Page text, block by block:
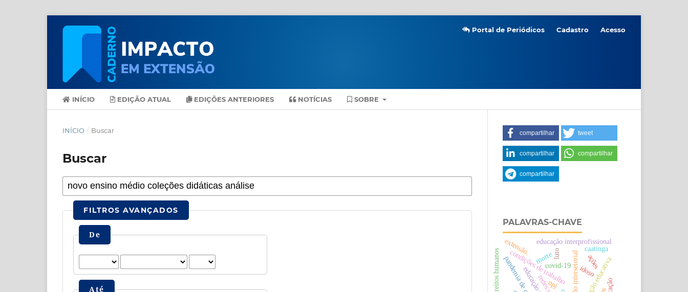
INÍCIO EDIÇÃO ATUAL EDIÇÕES ANTERIORES NOTÍCIAS SOBRE
Portal de Periódicos Cadastro Acesso
INÍCIO / Buscar
Buscar
FILTROS AVANÇADOS
De
Até
compartilhar tweet
compartilhar compartilhar
compartilhar
PALAVRAS-CHAVE
condições de trabalho
educação interprofissional
covid-19 idoso
ação educativa
morteluto
direitos humanos npj
extensão.
ações
caatinga